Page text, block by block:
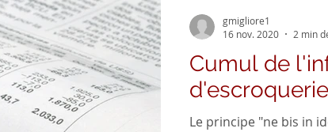
Droit routier
Procédure pénale Indemnisation des
Cumul de
d'escroquerie
Le principe "ne bis in
gmigliore1
16 nov. 2020
2 min